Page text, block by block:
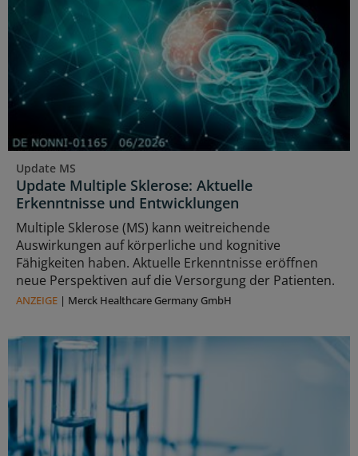
Update MS
Update Multiple Sklerose: Aktuelle
Erkenntnisse und Entwicklungen
Multiple Sklerose (MS) kann weitreichende
Auswirkungen auf körperliche und kognitive
Fähigkeiten haben. Aktuelle Erkenntnisse eröffnen
neue Perspektiven auf die Versorgung der Patienten.
ANZEIGE | Merck Healthcare Germany GmbH